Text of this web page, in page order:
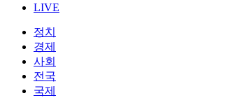
LIVE
정치
경제
사회
전국
국제